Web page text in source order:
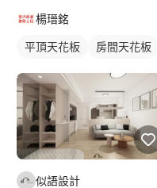
楊瑨銘
平頂天花板 房間天花板
似語設計